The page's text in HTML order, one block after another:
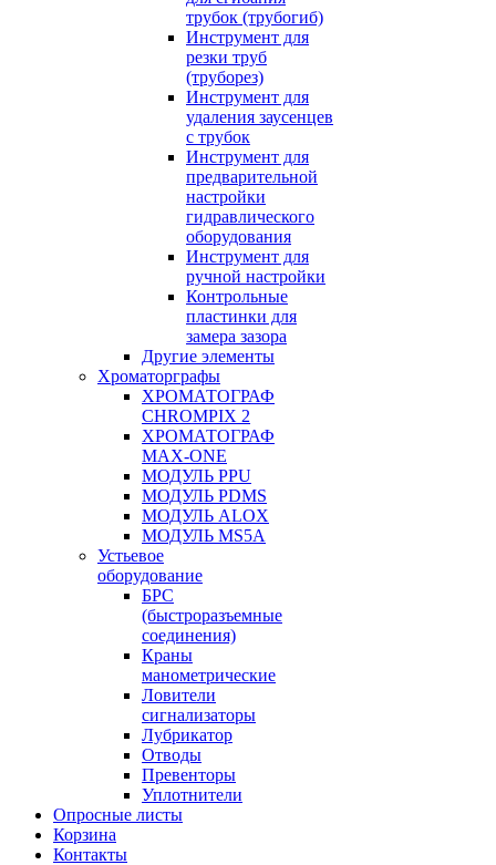
трубок (трубогиб)
Инструмент для
резки труб
(труборез)
Инструмент для
удаления заусенцев
с трубок
Инструмент для
предварительной
настройки
гидравлического
оборудования
Инструмент для
ручной настройки
Контрольные
пластинки для
замера зазора
Другие элементы
Хроматорграфы
ХРОМАТОГРАФ
CHROMPIX 2
ХРОМАТОГРАФ
MAX-ONE
МОДУЛЬ PPU
МОДУЛЬ PDMS
МОДУЛЬ ALOX
МОДУЛЬ MS5A
Устьевое
оборудование
БРС
(быстроразъемные
соединения)
Краны
манометрические
Ловители
сигнализаторы
Лубрикатор
Отводы
Превенторы
Уплотнители
Опросные листы
Корзина
Контакты